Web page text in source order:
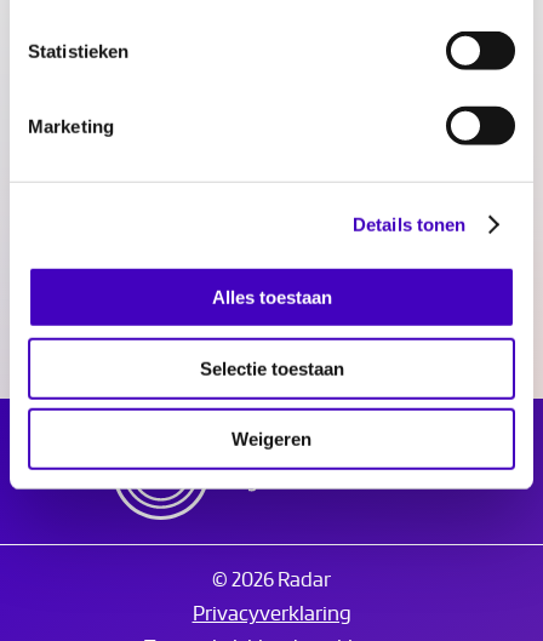
Statistieken
Marketing
Details tonen
Alles toestaan
Selectie toestaan
Weigeren
Monitor Discriminatie Regio Rotterdam 2022
Toelichting discriminatiecijfers 2022
Delen:
© 2026 Radar
Privacyverklaring